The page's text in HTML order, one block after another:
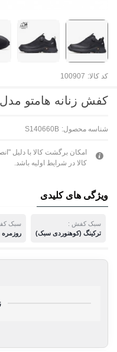
کد کالا: 100907
کفش زنانه هامتو مدل 140660B بند دیسکی
شناسه محصول: S140660B
امکان برگشت کالا با دلیل
کالا در شرایط اولیه باشد.
ویژگی های کلیدی
سبک کفش :
ترکینگ (کوهنوردی سبک)
سبک
روزمره